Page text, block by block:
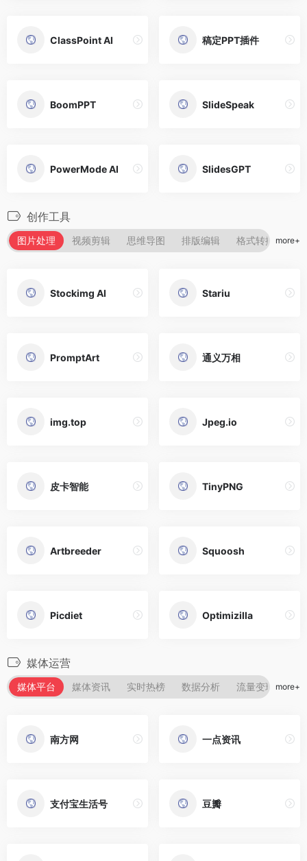
ClassPoint AI 稿定PPT插件
BoomPPT SlideSpeak
PowerMode AI SlidesGPT
创作工具
图片处理 视频剪辑 思维导图 排版编辑 格式转换 字
more+
Stockimg AI Stariu
PromptArt 通义万相
img.top Jpeg.io
皮卡智能 TinyPNG
Artbreeder Squoosh
Picdiet Optimizilla
媒体运营
媒体平台 媒体资讯 实时热榜 数据分析 流量变现 知
more+
南方网 一点资讯
支付宝生活号 豆瓣